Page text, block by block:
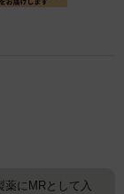
にMRとして入